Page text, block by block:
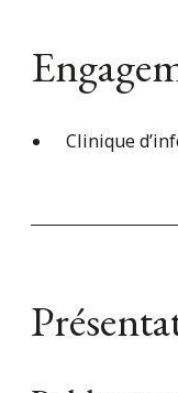
Clinique